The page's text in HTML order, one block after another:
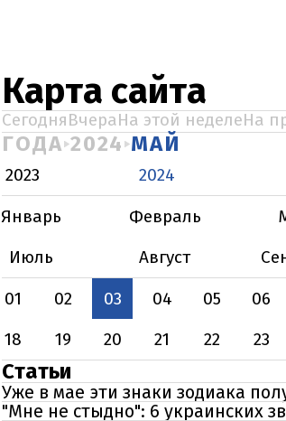
Карта сайта
СегодняВчераНа этой неделеНа
ГОДА 2024 МАЙ
2023
2024
Январь
Февраль
Июль
Август
01
02 03 04 05 06
18
19 20 21 22 23
Статьи
Уже в мае эти знаки зодиака
"Мне не стыдно": 6 украинских